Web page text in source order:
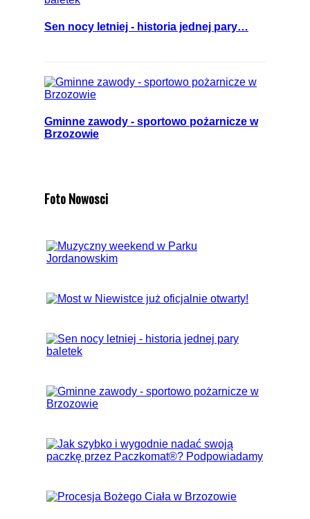
Sen nocy letniej - historia jednej pary…
Gminne zawody - sportowo pożarnicze w
Brzozowie
Foto Nowosci